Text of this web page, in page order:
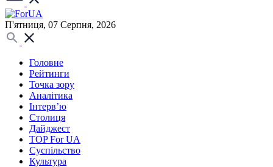
П'ятниця, 07 Серпня, 2026
Головне
Рейтинги
Точка зору
Аналітика
Інтерв’ю
Столиця
Дайджест
TOP For UA
Суспiльство
Культура